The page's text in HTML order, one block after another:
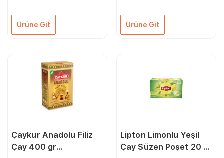
Ürüne Git Ürüne Git
Çaykur Anadolu Filiz
Çay 400 gr
Lipton Limonlu Yeşil
Çay Süzen Poşet 20 x